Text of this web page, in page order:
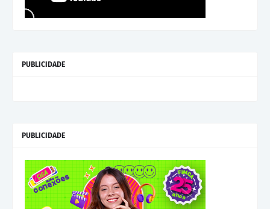
PUBLICIDADE
PUBLICIDADE